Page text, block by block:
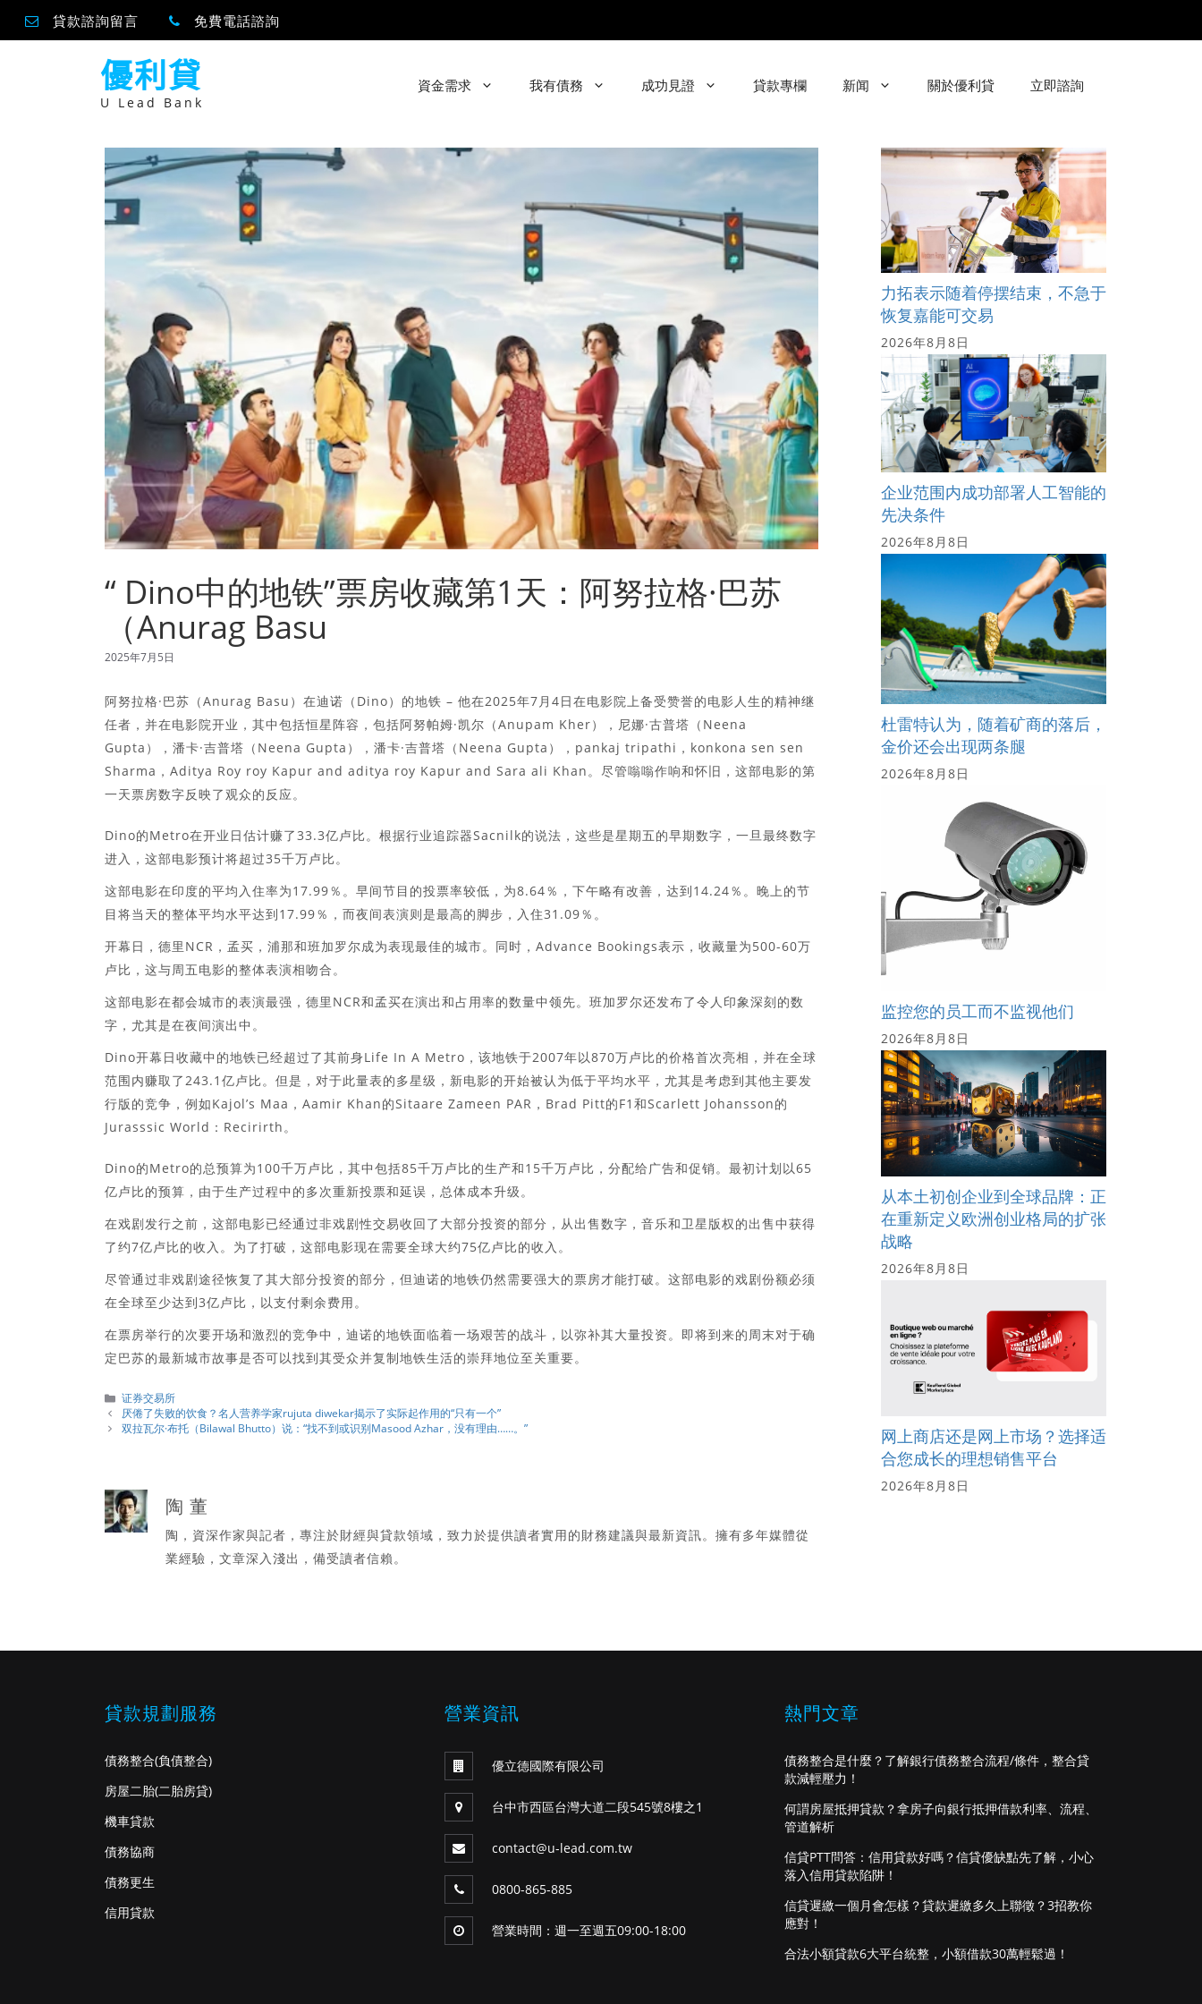
貸款諮詢留言 免費電話諮詢
優利貸
U Lead Bank
資金需求 我有債務 成功見證 貸款專欄 新闻 關於優利貸 立即諮詢
“ Dino中的地铁”票房收藏第1天：阿努拉格·巴苏
（Anurag Basu
2025年7月5日
阿努拉格·巴苏（Anurag Basu）在迪诺（Dino）的地铁 – 他在2025年7月4日在电影院上备受赞誉的电影人生的精神继
任者，并在电影院开业，其中包括恒星阵容，包括阿努帕姆·凯尔（Anupam Kher），尼娜·古普塔（Neena
Gupta），潘卡·吉普塔（Neena Gupta），潘卡·吉普塔（Neena Gupta），pankaj tripathi，konkona sen sen
Sharma，Aditya Roy roy Kapur and aditya roy Kapur and Sara ali Khan。尽管嗡嗡作响和怀旧，这部电影的第
一天票房数字反映了观众的反应。
Dino的Metro在开业日估计赚了33.3亿卢比。根据行业追踪器Sacnilk的说法，这些是星期五的早期数字，一旦最终数字
进入，这部电影预计将超过35千万卢比。
这部电影在印度的平均入住率为17.99％。早间节目的投票率较低，为8.64％，下午略有改善，达到14.24％。晚上的节
目将当天的整体平均水平达到17.99％，而夜间表演则是最高的脚步，入住31.09％。
开幕日，德里NCR，孟买，浦那和班加罗尔成为表现最佳的城市。同时，Advance Bookings表示，收藏量为500-60万
卢比，这与周五电影的整体表演相吻合。
这部电影在都会城市的表演最强，德里NCR和孟买在演出和占用率的数量中领先。班加罗尔还发布了令人印象深刻的数
字，尤其是在夜间演出中。
Dino开幕日收藏中的地铁已经超过了其前身Life In A Metro，该地铁于2007年以870万卢比的价格首次亮相，并在全球
范围内赚取了243.1亿卢比。但是，对于此量表的多星级，新电影的开始被认为低于平均水平，尤其是考虑到其他主要发
行版的竞争，例如Kajol’s Maa，Aamir Khan的Sitaare Zameen PAR，Brad Pitt的F1和Scarlett Johansson的
Jurasssic World：Recirirth。
Dino的Metro的总预算为100千万卢比，其中包括85千万卢比的生产和15千万卢比，分配给广告和促销。最初计划以65
亿卢比的预算，由于生产过程中的多次重新投票和延误，总体成本升级。
在戏剧发行之前，这部电影已经通过非戏剧性交易收回了大部分投资的部分，从出售数字，音乐和卫星版权的出售中获得
了约7亿卢比的收入。为了打破，这部电影现在需要全球大约75亿卢比的收入。
尽管通过非戏剧途径恢复了其大部分投资的部分，但迪诺的地铁仍然需要强大的票房才能打破。这部电影的戏剧份额必须
在全球至少达到3亿卢比，以支付剩余费用。
在票房举行的次要开场和激烈的竞争中，迪诺的地铁面临着一场艰苦的战斗，以弥补其大量投资。即将到来的周末对于确
定巴苏的最新城市故事是否可以找到其受众并复制地铁生活的崇拜地位至关重要。
分
類
证券交易所
厌倦了失败的饮食？名人营养学家rujuta diwekar揭示了实际起作用的“只有一个”
双拉瓦尔·布托（Bilawal Bhutto）说：“找不到或识别Masood Azhar，没有理由……。”
陶 董
陶，資深作家與記者，專注於財經與貸款領域，致力於提供讀者實用的財務建議與最新資訊。擁有多年媒體從
業經驗，文章深入淺出，備受讀者信賴。
力拓表示随着停摆结束，不急于
恢复嘉能可交易
2026年8月8日
企业范围内成功部署人工智能的
先决条件
2026年8月8日
杜雷特认为，随着矿商的落后，
金价还会出现两条腿
2026年8月8日
监控您的员工而不监视他们
2026年8月8日
从本土初创企业到全球品牌：正
在重新定义欧洲创业格局的扩张
战略
2026年8月8日
网上商店还是网上市场？选择适
合您成长的理想销售平台
2026年8月8日
貸款規劃服務
債務整合(負債整合)
房屋二胎(二胎房貸)
機車貸款
債務協商
債務更生
信用貸款
營業資訊
優立德國際有限公司
台中市西區台灣大道二段545號8樓之1
contact@u-lead.com.tw
0800-865-885
營業時間：週一至週五09:00-18:00
熱門文章
債務整合是什麼？了解銀行債務整合流程/條件，整合貸
款減輕壓力！
何謂房屋抵押貸款？拿房子向銀行抵押借款利率、流程、
管道解析
信貸PTT問答：信用貸款好嗎？信貸優缺點先了解，小心
落入信用貸款陷阱！
信貸遲繳一個月會怎樣？貸款遲繳多久上聯徵？3招教你
應對！
合法小額貸款6大平台統整，小額借款30萬輕鬆過！